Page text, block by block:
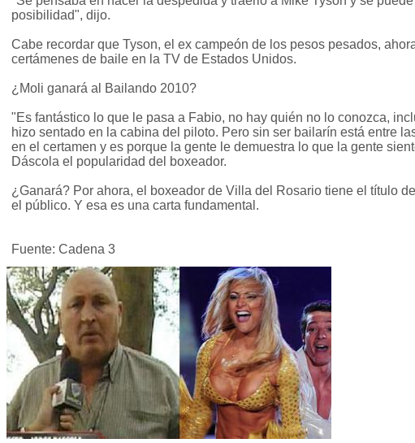
posibilidad", dijo.
Cabe recordar que Tyson, el ex campeón de los pesos pesados,
certámenes de baile en la TV de Estados Unidos.
¿Moli ganará al Bailando 2010?
"Es fantástico lo que le pasa a Fabio, no hay quién no lo conozca,
hizo sentado en la cabina del piloto. Pero sin ser bailarín está entre
en el certamen y es porque la gente le demuestra lo que la gente
Dáscola el popularidad del boxeador.
¿Ganará? Por ahora, el boxeador de Villa del Rosario tiene el título
el público. Y esa es una carta fundamental.
Fuente: Cadena 3